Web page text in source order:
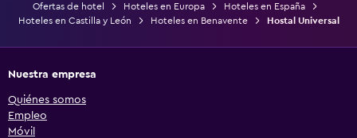
Ofertas de hotel Hoteles en Europa
Hoteles en España
Hoteles en Castilla y León
Hoteles en Benavente Hostal Universal
Nuestra empresa
Quiénes somos
Empleo
Móvil